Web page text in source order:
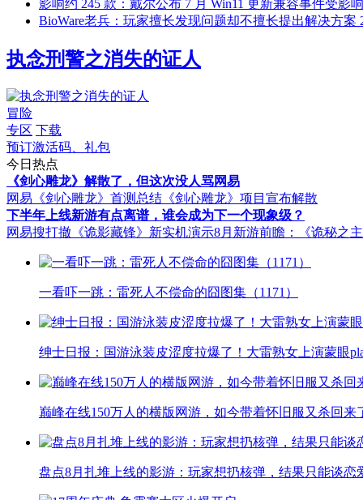
影响约 245 款：戴尔公布 7 月 Win11 更新兼容事件受影
BioWare老兵：玩家擅长发现问题却不擅长提出解决方案
执念刑警之消失的证人
冒险
专区 下载
预订激活码、礼包
今日热点
《剑心雕龙》解散了，但这次没人骂网易
网易《剑心雕龙》首测总结 《剑心雕龙》项目宣布解散
下半年上线新游有点离谱，谁会成为下一个现象级？
网易搜打撤《诡影藏锋》新实机演示8月新游前瞻：《诡秘之
一看吓一跳：雷死人不偿命的囧图集（1171）
绅士日报：国游泳装皮涩度拉爆了！大雷熟女上演蒙眼
巅峰在线150万人的横版网游，如今带着怀旧服又杀回来
盘点8月扎堆上线的影游：玩家想扔核弹，结果只能谈恋